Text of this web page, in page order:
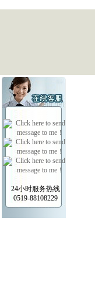
24小时服务热线
0519-88108229